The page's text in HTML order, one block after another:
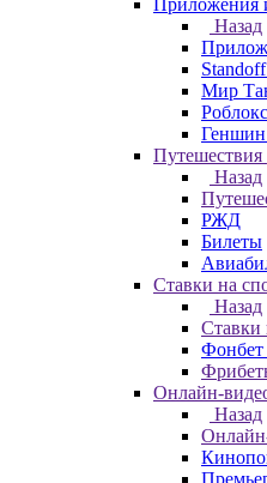
Приложения
Назад
Мир
Геншин
Путешествия
Назад
РЖД
Билеты
Ставки на
Назад
Ставки
Фонбет
Онлайн-
Назад